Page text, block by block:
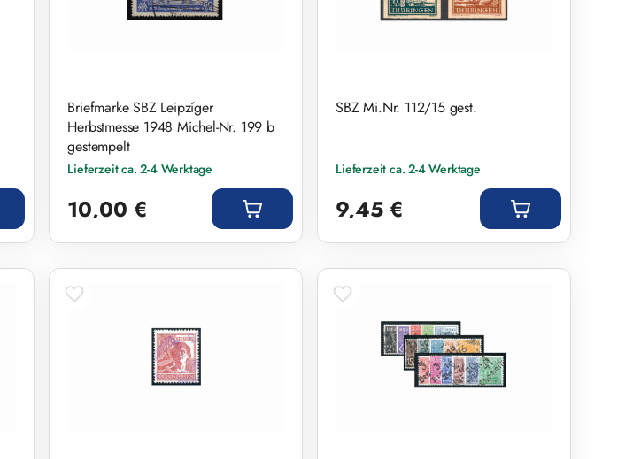
Briefmarke SBZ Leipzíger
Herbstmesse 1948 Michel-Nr. 199 b
gestempelt
Lieferzeit ca. 2-4 Werktage
10,00 €
SBZ Mi.Nr. 112/15 gest.
Lieferzeit ca. 2-4 Werktage
9,45 €